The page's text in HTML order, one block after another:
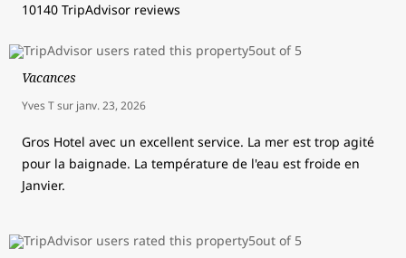
10140 TripAdvisor reviews
Vacances
Yves Tsur janv. 23, 2026
Gros Hotel avec un excellent service. La mer est trop agité
pour la baignade. La température de l'eau est froide en
Janvier.